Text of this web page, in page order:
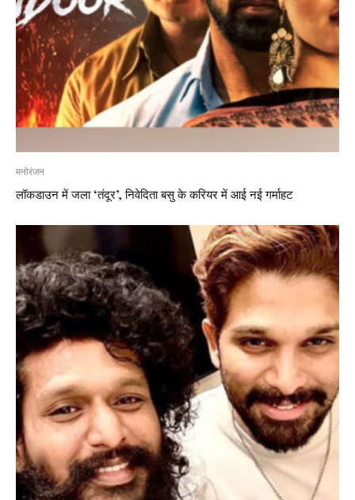
मनोरंजन
लॉकडाउन में जला ‘तंदूर’, निवेदिता बसु के करियर में आई नई गर्माहट